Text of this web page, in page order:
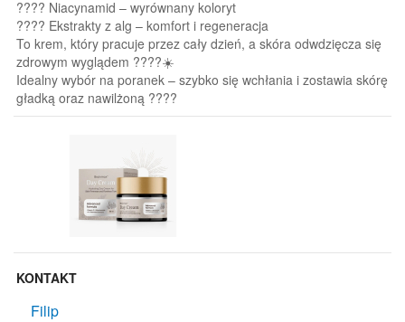
???? Niacynamid – wyrównany koloryt
???? Ekstrakty z alg – komfort i regeneracja
To krem, który pracuje przez cały dzień, a skóra odwdzięcza się
zdrowym wyglądem ????☀️
Idealny wybór na poranek – szybko się wchłania i zostawia skórę
gładką oraz nawilżoną ????
KONTAKT
Filip